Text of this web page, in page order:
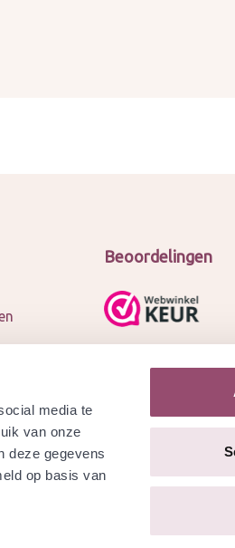
media te
van onze
deze gegevens
op basis van
Beoordelingen